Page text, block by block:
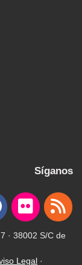
Síganos
· 38002 S/C de
Legal ·